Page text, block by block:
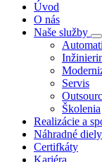
Úvod
O nás
Naše služby
Servis
Školenia
Realizácie a
Náhradné diely
Certifkáty
Kariéra